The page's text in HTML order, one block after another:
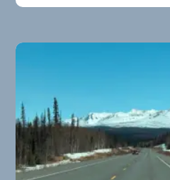
montagnes Brooks et du col
Nuit au Deadhorse Camp.